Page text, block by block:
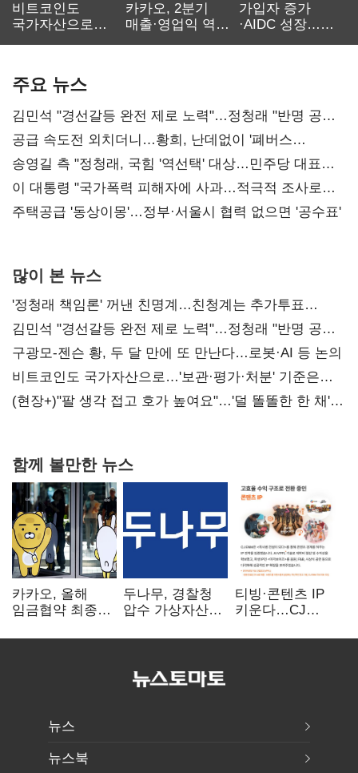
비트코인도
국가자산으로…'
카카오, 2분기
매출·영업익 역대
가입자 증가
·AIDC 성장…
주요 뉴스
김민석 "경선갈등 완전 제로 노력"…정청래 "반명 공세
사과부터"
공급 속도전 외치더니…황희, 난데없이 '폐버스
리모델링' 제안
송영길 측 "정청래, 국힘 '역선택' 대상…민주당 대표로
총선 지휘 못해"
이 대통령 "국가폭력 피해자에 사과…적극적 조사로
진실 밝혀야"
주택공급 '동상이몽'…정부·서울시 협력 없으면 '공수표'
많이 본 뉴스
'정청래 책임론' 꺼낸 친명계…친청계는 추가투표
때리기
김민석 "경선갈등 완전 제로 노력"…정청래 "반명 공세
사과부터"
구광모-젠슨 황, 두 달 만에 또 만난다…로봇·AI 등 논의
비트코인도 국가자산으로…'보관·평가·처분' 기준은
숙제
(현장+)"팔 생각 접고 호가 높여요"…'덜 똘똘한 한 채'
함께 볼만한 뉴스
카카오, 올해
임금협약 최종
인상·격려금
두나무, 경찰청
압수 가상자산
커스터디 사업
티빙·콘텐츠 IP
키운다…CJ
글로벌 확장 가속
뉴스
뉴스북